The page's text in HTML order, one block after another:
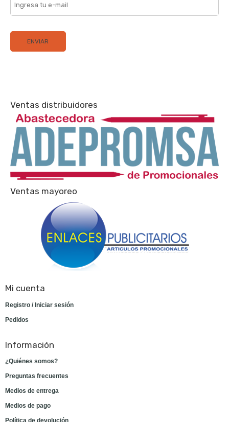
Ventas distribuidores
Ventas mayoreo
Mi cuenta
Registro / Iniciar sesión
Pedidos
Información
¿Quiénes somos?
Preguntas frecuentes
Medios de entrega
Medios de pago